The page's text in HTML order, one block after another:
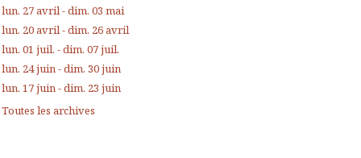
lun. 27 avril - dim. 03 mai
lun. 20 avril - dim. 26 avril
lun. 01 juil. - dim. 07 juil.
lun. 24 juin - dim. 30 juin
lun. 17 juin - dim. 23 juin
Toutes les archives